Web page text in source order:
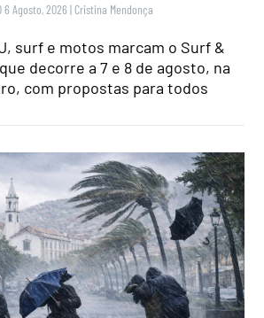
6 Agosto, 2026 | Cristina Mendonça
surf e motos marcam o Surf &
decorre a 7 e 8 de agosto, na
com propostas para todos